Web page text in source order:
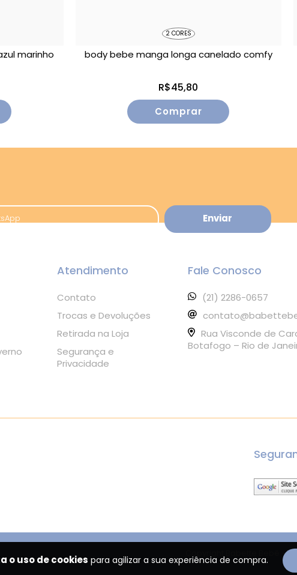
o uso de cookies para agilizar a sua experiência de compra.
marinho
2 CORES
body bebe manga longa canelado comfy
R$45,80
Comprar
Atendimento
Contato
Trocas e Devoluções
Retirada na Loja
Segurança e
Privacidade
Fale Conosco
(21) 2286-0657
Rua Visconde de
Botafogo – Rio de
Copyright Babette Bebê -